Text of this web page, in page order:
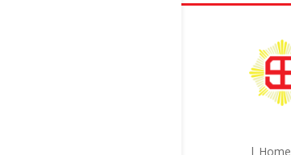
| Home